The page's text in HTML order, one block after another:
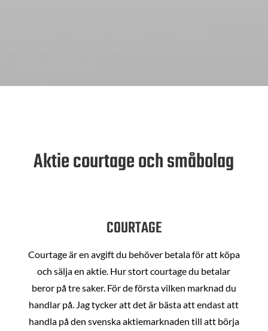
Aktie courtage och småbolag
COURTAGE
Courtage är en avgift du behöver betala för att köpa
och sälja en aktie. Hur stort courtage du betalar
beror på tre saker. För de första vilken marknad du
handlar på. Jag tycker att det är bästa att endast att
handla på den svenska aktiemarknaden till att börja